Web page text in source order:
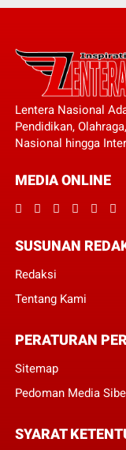
Lentera Nasional
Pendidikan,
Nasional hingga
MEDIA ONLINE
SUSUNAN
Redaksi
Tentang Kami
PERATURAN
Sitemap
Pedoman Media
SYARAT